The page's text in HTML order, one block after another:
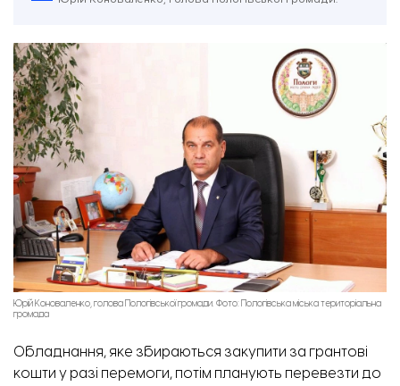
Юрій Коноваленко, голова Пологівської громади. Фото: Пологівська міська територіальна
громада
Обладнання, яке збираються закупити за грантові
кошти у разі перемоги, потім планують перевезти до